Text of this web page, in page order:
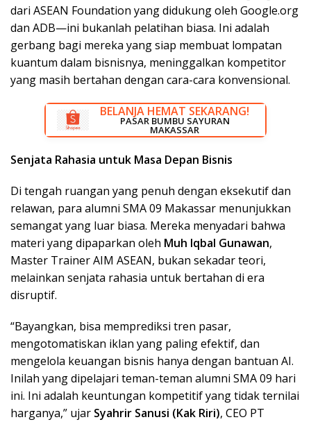
dari ASEAN Foundation yang didukung oleh Google.org
dan ADB—ini bukanlah pelatihan biasa. Ini adalah
gerbang bagi mereka yang siap membuat lompatan
kuantum dalam bisnisnya, meninggalkan kompetitor
yang masih bertahan dengan cara-cara konvensional.
DISKON BESAR SEKARANG!
RUMAH LISTRIK MAKASSAR
BELANJA HEMAT SEKARANG!
PASAR BUMBU SAYURAN
MAKASSAR
Senjata Rahasia untuk Masa Depan Bisnis
Di tengah ruangan yang penuh dengan eksekutif dan
relawan, para alumni SMA 09 Makassar menunjukkan
semangat yang luar biasa. Mereka menyadari bahwa
materi yang dipaparkan oleh Muh Iqbal Gunawan,
Master Trainer AIM ASEAN, bukan sekadar teori,
melainkan senjata rahasia untuk bertahan di era
disruptif.
“Bayangkan, bisa memprediksi tren pasar,
mengotomatiskan iklan yang paling efektif, dan
mengelola keuangan bisnis hanya dengan bantuan AI.
Inilah yang dipelajari teman-teman alumni SMA 09 hari
ini. Ini adalah keuntungan kompetitif yang tidak ternilai
harganya,” ujar Syahrir Sanusi (Kak Riri), CEO PT